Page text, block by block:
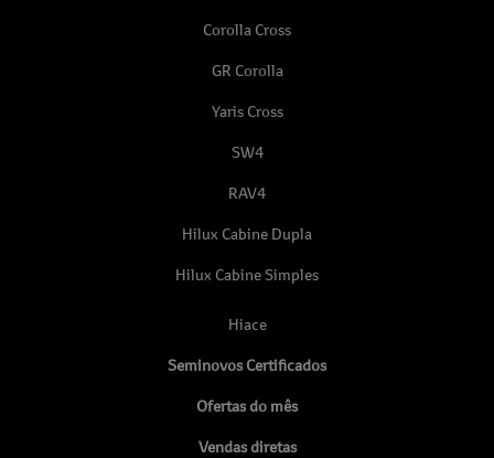
Corolla Cross
GR Corolla
Yaris Cross
SW4
RAV4
Hilux Cabine Dupla
Hilux Cabine Simples
Hiace
Seminovos Certificados
Ofertas do mês
Vendas diretas